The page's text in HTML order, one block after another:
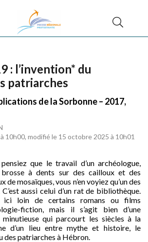
: l’invention* du
patriarches
de la Sorbonne – 2017,
10h00, modifié le 15 octobre 2025 à 10h01
que le travail d’un archéologue,
brosse à dents sur des cailloux et des
de mosaïques, vous n’en voyiez qu’un des
C’est aussi celui d’un rat de bibliothèque.
loin de certains romans ou films
fiction, mais il s’agit bien d’une
minutieuse qui parcourt les siècles à la
d’un lieu entre mythe et histoire, le
des patriarches à Hébron.